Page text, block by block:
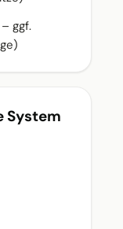
ggf.
System